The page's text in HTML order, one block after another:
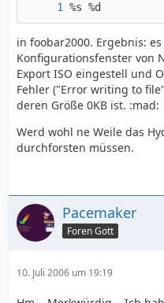
%s %d
in foobar2000. Ergebnis:
Konfigurationsfenster von
Export ISO eingestell und
Fehler ("Error writing to
deren Größe 0KB ist. :mad:
Werd wohl ne Weile das
durchforsten müssen.
Pacemaker
Foren Gott
10. Juli 2006 um 19:19